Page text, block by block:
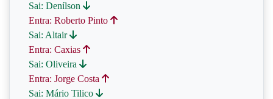
Sai: Denílson
Entra: Roberto Pinto
Sai: Altair
Entra: Caxias
Sai: Oliveira
Entra: Jorge Costa
Sai: Mário Tilico